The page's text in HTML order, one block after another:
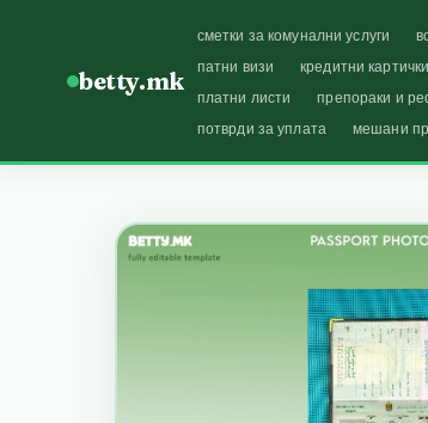
betty.mk
сметки за комунални услуги
патни визи
кредитни картички
платни листи
препораки и
потврди за уплата
мешани